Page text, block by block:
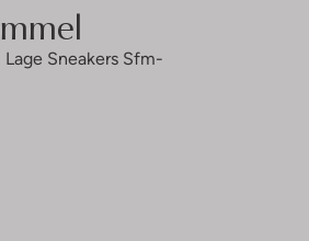
Sneakers Sfm-